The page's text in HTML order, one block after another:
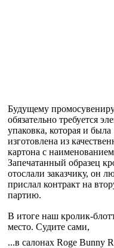
Будущему
обязательно требуется
упаковка, которая и была
изготовлена из
картона с
Запечатанный образец
отослали заказчику, он
прислал контракт на
партию.
В итоге наш кролик-
место. Судите сами,
...в салонах Roge Bunny